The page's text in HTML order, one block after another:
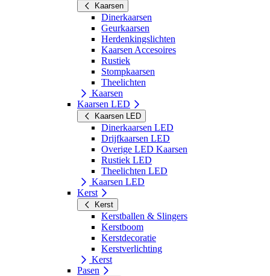
Kaarsen
Dinerkaarsen
Geurkaarsen
Herdenkingslichten
Kaarsen Accesoires
Rustiek
Stompkaarsen
Theelichten
Kaarsen
Kaarsen LED
Kaarsen LED
Dinerkaarsen LED
Drijfkaarsen LED
Overige LED Kaarsen
Rustiek LED
Theelichten LED
Kaarsen LED
Kerst
Kerst
Kerstballen & Slingers
Kerstboom
Kerstdecoratie
Kerstverlichting
Kerst
Pasen